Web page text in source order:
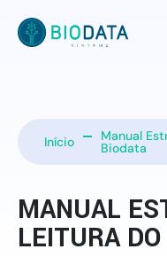
Início Manual
Biodata
MANUAL
LEITURA